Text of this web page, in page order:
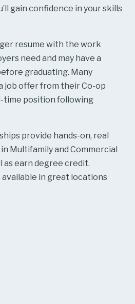
gain confidence in your skills
resume with the work
need and may have a
graduating. Many
job offer from their Co-op
time position following
provide hands-on, real
Multifamily and Commercial
as earn degree credit.
in great locations